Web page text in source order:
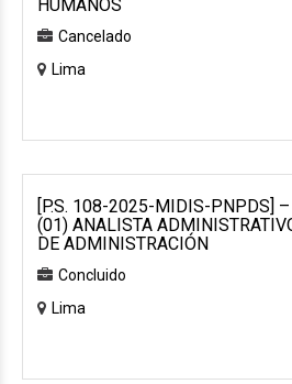
HUMANOS
Cancelado
Lima
[P.S. 108-2025-MIDIS-PNPDS]
(01) ANALISTA
DE ADMINISTRACIÓN
Concluido
Lima